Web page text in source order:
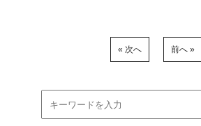
« 次へ 前へ »